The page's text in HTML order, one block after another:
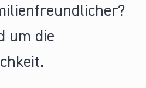
um die